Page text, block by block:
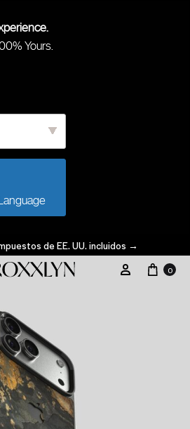
Yours.
de EE. UU. incluidos →
0